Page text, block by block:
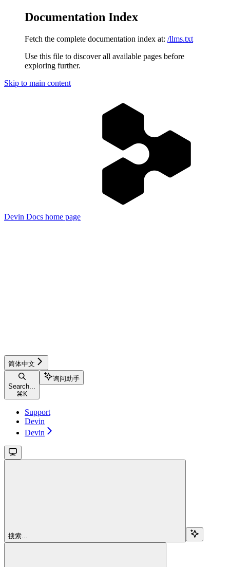
Documentation Index
Fetch the complete documentation index at: /llms.txt
Use this file to discover all available pages before
exploring further.
Skip to main content
Devin Docs home page
简体中文
Search...
⌘ K
询问助手
Support
Devin
Devin
搜索...